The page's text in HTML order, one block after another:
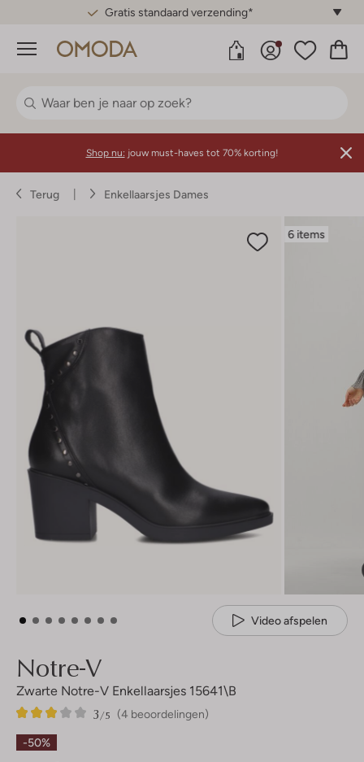
Gratis standaard verzending*
Menu
Shop nu: jouw must-haves tot 70% korting!
Terug Enkellaarsjes Dames
6 items
Video afspelen
Notre-V
Zwarte Notre-V Enkellaarsjes 15641\b
(4 beoordelingen)
3/5
4
3
Sterren
-50%